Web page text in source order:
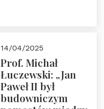
14/04/2025
Prof. Michał
Łuczewski: „Jan
Paweł II był
budowniczym